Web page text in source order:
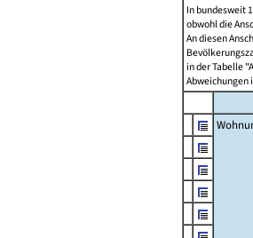
In bundesweit
obwohl die
An diesen
in der Tabelle
Abweichungen